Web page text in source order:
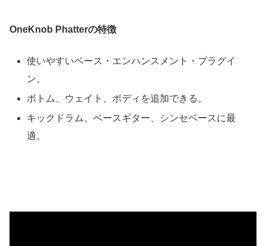
OneKnob Phatterの特徴
使いやすいベース・エンハンスメント・プラグイ
ン。
ボトム、ウェイト、ボディを追加できる。
キックドラム、ベースギター、シンセベースに最
適。